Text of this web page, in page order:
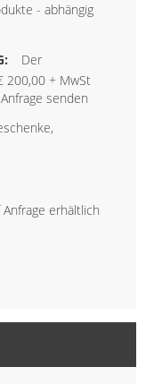
- abhängig
Der
200,00 + MwSt
senden
Anfrage erhältlich